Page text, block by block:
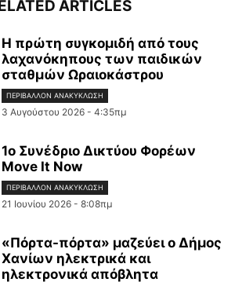
ARTICLES
Η πρώτη συγκομιδή από τους
λαχανόκηπους των παιδικών
σταθμών Ωραιοκάστρου
ΠΕΡΙΒΆΛΛΟΝ ΑΝΑΚΎΚΛΩΣΗ
3 Αυγούστου 2026 - 4:35πμ
1ο Συνέδριο Δικτύου Φορέων
Move It Now
ΠΕΡΙΒΆΛΛΟΝ ΑΝΑΚΎΚΛΩΣΗ
21 Ιουνίου 2026 - 8:08πμ
«Πόρτα-πόρτα» μαζεύει ο Δήμος
Χανίων ηλεκτρικά και
ηλεκτρονικά απόβλητα